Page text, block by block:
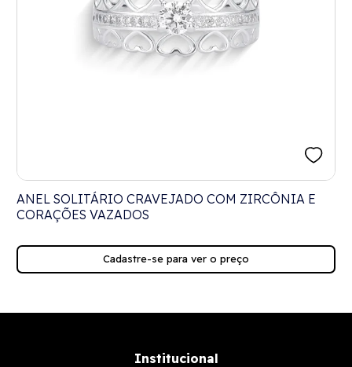
ANEL SOLITÁRIO CRAVEJADO COM ZIRCÔNIA E
CORAÇÕES VAZADOS
Cadastre-se para ver o preço
Institucional